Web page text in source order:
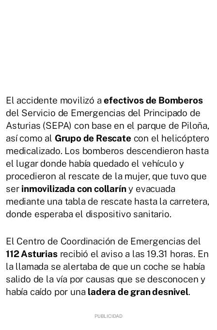
El accidente movilizó aefectivos de Bomberos
del Servicio de Emergencias del Principado de
Asturias (SEPA) con base en el parque de Piloña,
así como al Grupo de Rescatecon el helicóptero
medicalizado. Los bomberos descendieron hasta
el lugar donde había quedado el vehículo y
procedieron al rescate de la mujer, que tuvo que
ser inmovilizada con collaríny evacuada
mediante una tabla de rescate hasta la carretera,
donde esperaba el dispositivo sanitario.
El Centro de Coordinación de Emergencias del
112 Asturiasrecibió el aviso a las 19.31 horas. En
la llamada se alertaba de que un coche se había
salido de la vía por causas que se desconocen y
había caído por una ladera de gran desnivel.